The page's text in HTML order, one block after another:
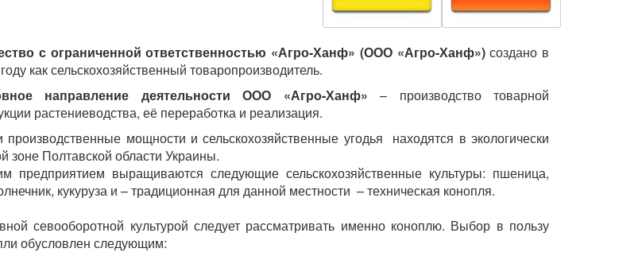
с ограниченной ответственностью «Агро-Ханф» (ООО «Агро-Ханф»)создано в
как сельскохозяйственный товаропроизводитель.
направление деятельности ООО «Агро-Ханф» – производство товарной
растениеводства, её переработка и реализация.
мощности и сельскохозяйственные угодья находятся в экологически
зоне Полтавской области Украины.
предприятием выращиваются следующие сельскохозяйственные культуры: пшеница,
кукуруза и – традиционная для данной местности – техническая конопля.
севооборотной культурой следует рассматривать именно коноплю. Выбор в пользу
обусловлен следующим: